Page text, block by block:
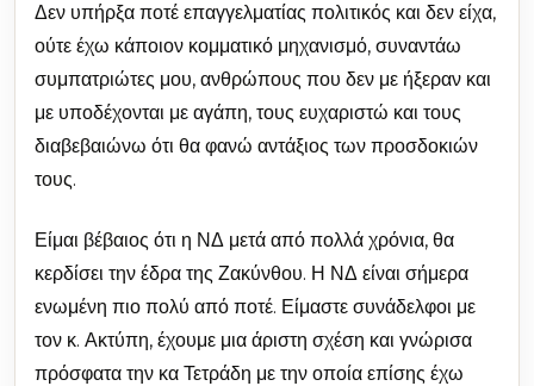
Δεν υπήρξα ποτέ επαγγελματίας πολιτικός και δεν είχα,
ούτε έχω κάποιον κομματικό μηχανισμό, συναντάω
συμπατριώτες μου, ανθρώπους που δεν με ήξεραν και
με υποδέχονται με αγάπη, τους ευχαριστώ και τους
διαβεβαιώνω ότι θα φανώ αντάξιος των προσδοκιών
τους.
Είμαι βέβαιος ότι η ΝΔ μετά από πολλά χρόνια, θα
κερδίσει την έδρα της Ζακύνθου. Η ΝΔ είναι σήμερα
ενωμένη πιο πολύ από ποτέ. Είμαστε συνάδελφοι με
τον κ. Ακτύπη, έχουμε μια άριστη σχέση και γνώρισα
πρόσφατα την κα Τετράδη με την οποία επίσης έχω